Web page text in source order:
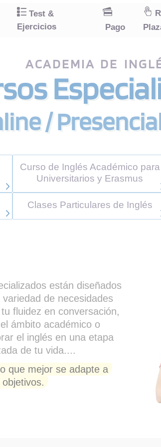
Test &
Ejercicios
Pago
ACADEMIA DE
/
Curso de Inglés Académico para
Universitarios y Erasmus
Clases Particulares de Inglés
están diseñados
de necesidades
fluidez en conversación,
ámbito académico o
el inglés en una etapa
de tu vida....
que mejor se adapte a